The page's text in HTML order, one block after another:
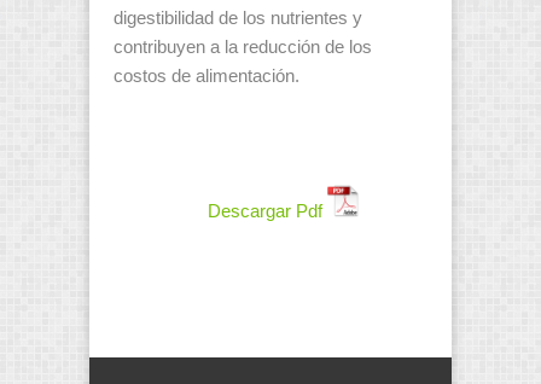
digestibilidad de los nutrientes y
contribuyen a la reducción de los
costos de alimentación.
Descargar Pdf